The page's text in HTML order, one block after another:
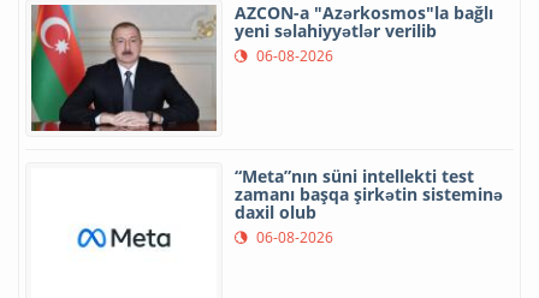
AZCON-a "Azərkosmos"la bağlı
yeni səlahiyyətlər verilib
06-08-2026
“Meta”nın süni intellekti test
zamanı başqa şirkətin sisteminə
daxil olub
06-08-2026